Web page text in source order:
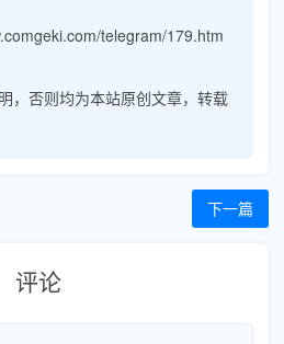
telegram/179.htm
，否则均为本站原创文章，转载
下一篇
评论